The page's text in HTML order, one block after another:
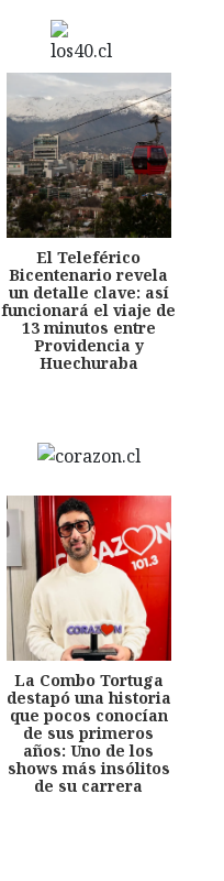
El Teleférico
Bicentenario revela
un detalle clave: así
funcionará el viaje de
13 minutos entre
Providencia y
Huechuraba
La Combo Tortuga
destapó una historia
que pocos conocían
de sus primeros
años: Uno de los
shows más insólitos
de su carrera